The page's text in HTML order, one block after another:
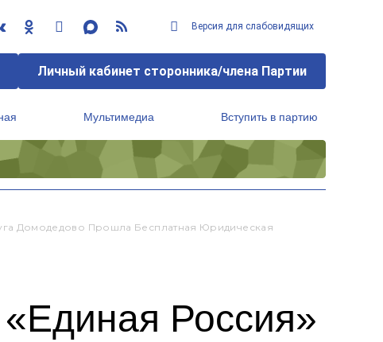
Версия для слабовидящих
Личный кабинет сторонника/члена Партии
Мультимедиа Вступить в партию
Домодедово Прошла Бесплатная Юридическая
Россия»